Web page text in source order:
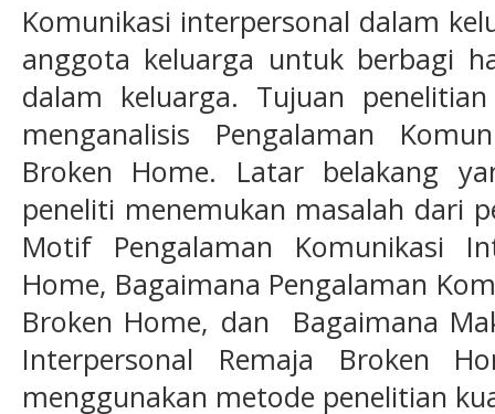
Komunikasi interpersonal dalam
anggota keluarga untuk berbagi
dalam keluarga. Tujuan
menganalisis Pengalaman
Broken Home. Latar belakang
peneliti menemukan masalah dari
Motif Pengalaman Komunikasi
Home, Bagaimana Pengalaman
Broken Home, dan Bagaimana
Interpersonal Remaja Broken
menggunakan metode penelitian